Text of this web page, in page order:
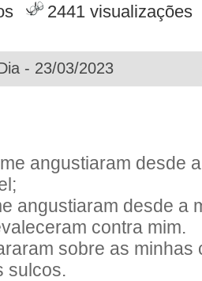
2441 visualizações
- 23/03/2023
angustiaram desde
angustiaram desde a
contra mim.
sobre as minhas
sulcos.